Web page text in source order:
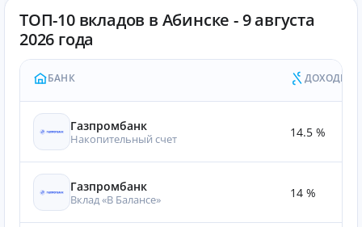
ТОП-10 вкладов в Абинске - 9 августа
2026 года
БАНК
Газпромбанк
Накопительный счет 14.5 %
Газпромбанк
Вклад «В Балансе» 14 %